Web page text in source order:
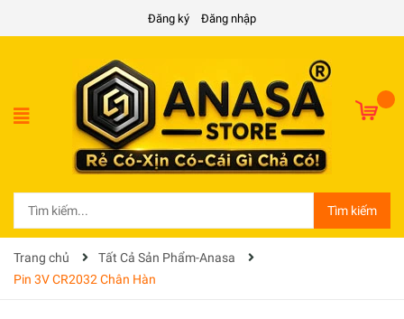
Đăng ký Đăng nhập
Tìm kiếm
Trang chủ
Tất Cả Sản Phẩm-Anasa
Pin 3V CR2032 Chân Hàn